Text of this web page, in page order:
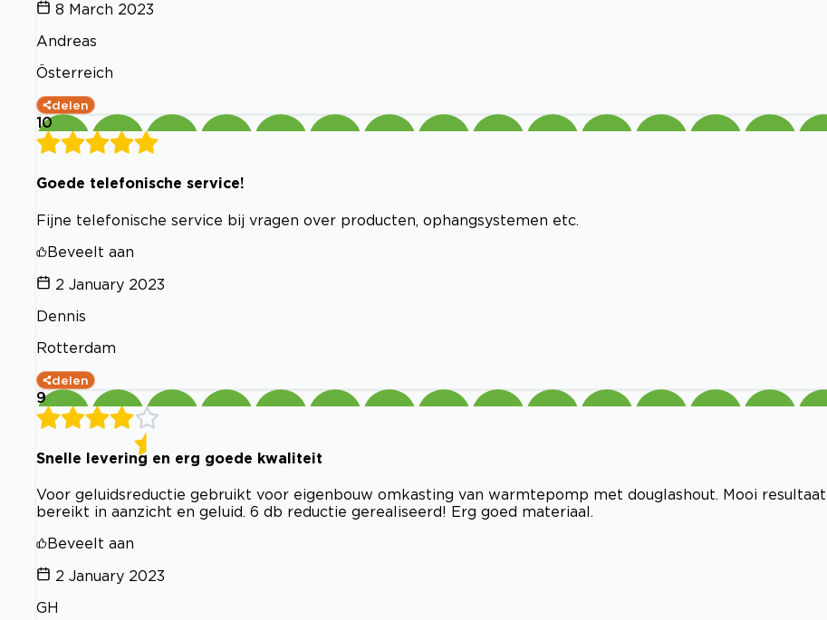
8 March 2023
Andreas
Österreich
delen
10
Goede telefonische service!
Fijne telefonische service bij vragen over producten, ophangsystemen etc.
Beveelt aan
2 January 2023
Dennis
Rotterdam
delen
9
Snelle levering en erg goede kwaliteit
Voor geluidsreductie gebruikt voor eigenbouw omkasting van warmtepomp met douglashout. Mooi resultaat
bereikt in aanzicht en geluid. 6 db reductie gerealiseerd! Erg goed materiaal.
Beveelt aan
2 January 2023
GH